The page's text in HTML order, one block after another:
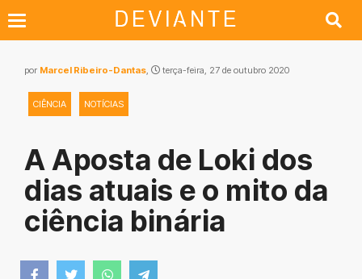
por Marcel Ribeiro-Dantas, terça-feira, 27 de outubro 2020
CIÊNCIA NOTÍCIAS
A Aposta de Loki dos
dias atuais e o mito da
ciência binária